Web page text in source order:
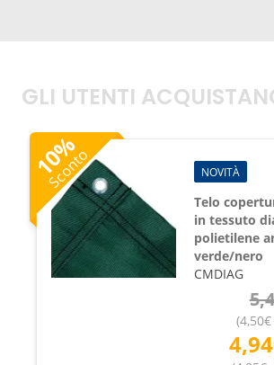
GLI UTENTI
10
%
Sconto NOVITÀ
Telo
in tessuto
polietilene
verde/nero
CMDIAG
(4,50€
4,94